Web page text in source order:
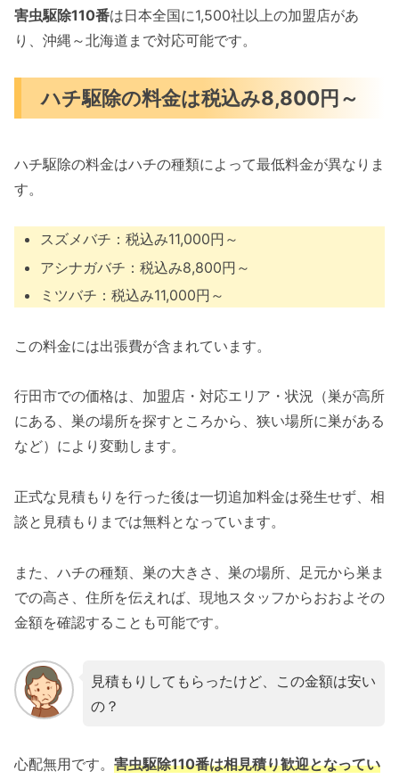
害虫駆除110番は日本全国に1,500社以上の加盟店があ
り、沖縄～北海道まで対応可能です。
ハチ駆除の料金は税込み8,800円～
ハチ駆除の料金はハチの種類によって最低料金が異なりま
す。
スズメバチ：税込み11,000円～
アシナガバチ：税込み8,800円～
ミツバチ：税込み11,000円～
この料金には出張費が含まれています。
行田市での価格は、加盟店・対応エリア・状況（巣が高所
にある、巣の場所を探すところから、狭い場所に巣がある
など）により変動します。
正式な見積もりを行った後は一切追加料金は発生せず、相
談と見積もりまでは無料となっています。
また、ハチの種類、巣の大きさ、巣の場所、足元から巣ま
での高さ、住所を伝えれば、現地スタッフからおおよその
金額を確認することも可能です。
見積もりしてもらったけど、この金額は安い
の？
心配無用です。 害虫駆除110番は相見積り歓迎となってい